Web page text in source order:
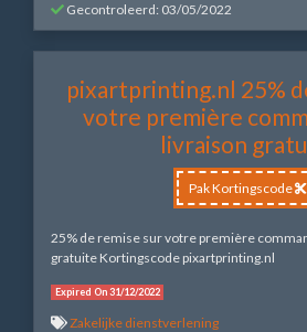
Gecontroleerd: 03/05/2022
pixartprinting.nl 25%
votre première
livraison
Pak Kortingscode
25% de remise sur votre première
gratuite Kortingscode pixartprinting.nl
Expired On 31/12/2022
Zakelijke dienstverlening